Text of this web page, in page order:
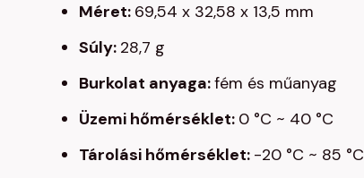
Méret: 69,54 x 32,58 x 13,5 mm
Súly: 28,7 g
Burkolat anyaga:fém és műanyag
Üzemi hőmérséklet: 0 °C ~ 40 °C
Tárolási hőmérséklet: -20 °C ~ 85 °C